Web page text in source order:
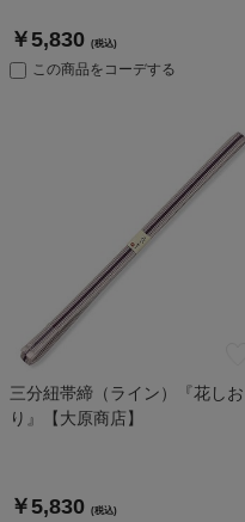
￥5,830 (税込)
この商品をコーデする
三分紐帯締（ライン）『花しお
り』【大原商店】
￥5,830 (税込)